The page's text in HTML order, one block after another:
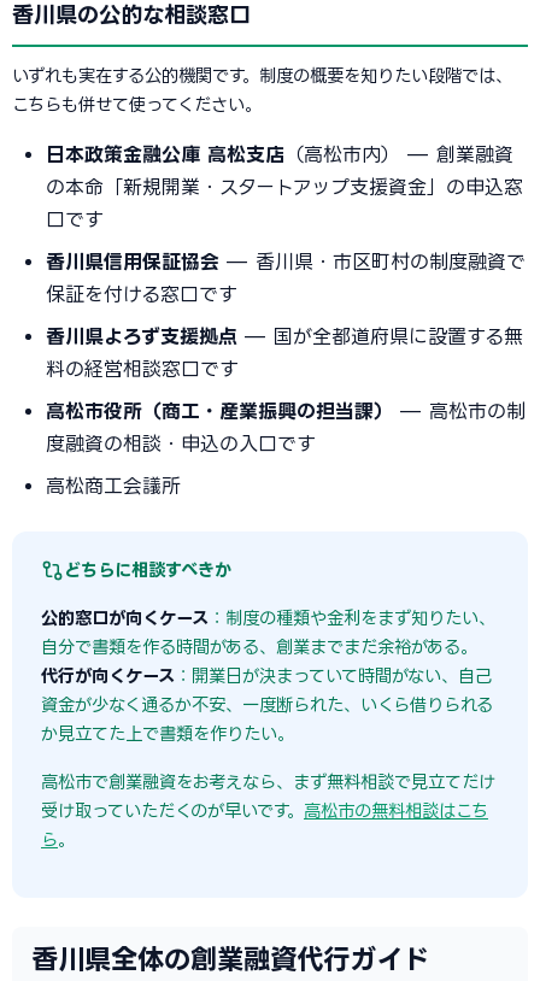
香川県の公的な相談窓口
いずれも実在する公的機関です。制度の概要を知りたい段階では、
こちらも併せて使ってください。
日本政策金融公庫 高松支店 （高松市内） — 創業融資
の本命「新規開業・スタートアップ支援資金」の申込窓
口です
香川県信用保証協会 — 香川県・市区町村の制度融資で
保証を付ける窓口です
香川県よろず支援拠点 — 国が全都道府県に設置する無
料の経営相談窓口です
高松市役所（商工・産業振興の担当課）
— 高松市の制
度融資の相談・申込の入口です
高松商工会議所
どちらに相談すべきか
公的窓口が向くケース ：制度の種類や金利をまず知りたい、
自分で書類を作る時間がある、創業までまだ余裕がある。
代行が向くケース ：開業日が決まっていて時間がない、自己
資金が少なく通るか不安、一度断られた、いくら借りられる
か見立てた上で書類を作りたい。
高松市で創業融資をお考えなら、まず無料相談で見立てだけ
受け取っていただくのが早いです。 高松市の無料相談はこち
ら。
香川県全体の創業融資代行ガイド